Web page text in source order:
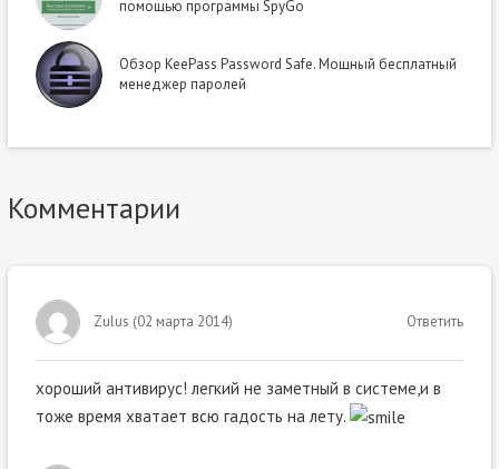
помощью программы SpyGo
Обзор KeePass Password Safe. Мощный бесплатный
менеджер паролей
Комментарии
Zulus (02 марта 2014) Ответить
хороший антивирус! легкий не заметный в системе,и в
тоже время хватает всю гадость на лету.